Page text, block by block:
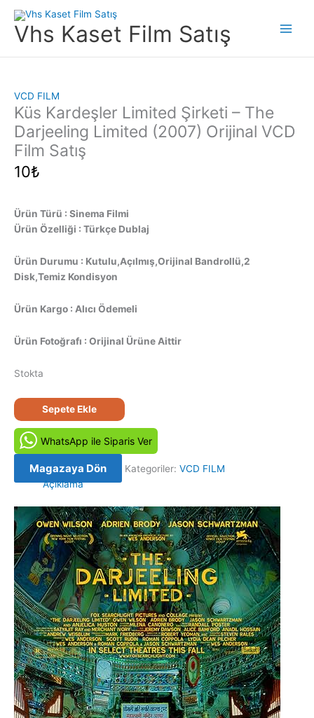
atlaVhs Kaset Film Satış
VCD FILM
Küs Kardeşler Limited Şirketi – The
Darjeeling Limited (2007) Orijinal VCD
Film Satış
10₺
Ürün Türü : Sinema Filmi
Ürün Özelliği : Türkçe Dublaj
Ürün Durumu : Kutulu,Açılmış,Orijinal Bandrollü,2
Disk,Temiz Kondisyon
Ürün Kargo : Alıcı Ödemeli
Ürün Fotoğrafı : Orijinal Ürüne Aittir
Stokta
Küs
Kardeşler
Limited
Şirketi
The
Limited
(2007)
Orijinal
VCD
Film
Satış
adet
Sepete Ekle
WhatsApp ile Siparis Ver
Magazaya Dön Kategoriler: VCD FILM
Açıklama